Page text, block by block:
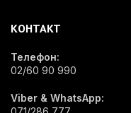
КОНТАКТ
Телефон:
02/60 90 990
Viber & WhatsApp: